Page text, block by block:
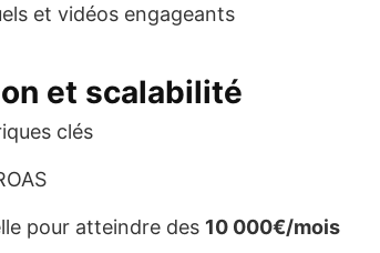
et vidéos engageants
et scalabilité
clés
pour atteindre des 10 000€/mois